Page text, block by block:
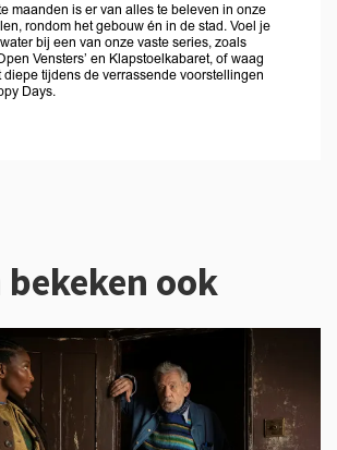
maanden is er van alles te beleven in onze
rondom het gebouw én in de stad. Voel je
bij een van onze vaste series, zoals
Vensters’ en Klapstoelkabaret, of waag
tijdens de verrassende voorstellingen
Days.
ook